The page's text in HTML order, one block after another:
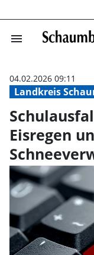
menu
Landkreis
04.02.2026 09:11
Eisregen